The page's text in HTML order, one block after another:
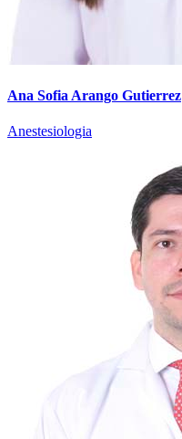
Ana Sofia Arango Gutierrez
Anestesiologia